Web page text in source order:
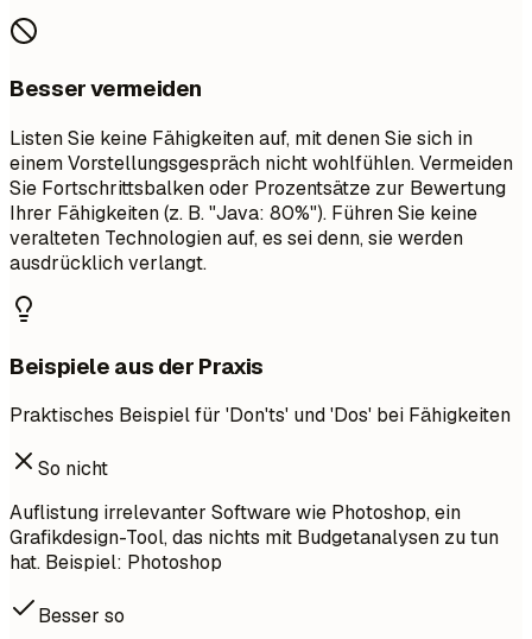
Besser vermeiden
Listen Sie keine Fähigkeiten auf, mit denen Sie sich in
einem Vorstellungsgespräch nicht wohlfühlen. Vermeiden
Sie Fortschrittsbalken oder Prozentsätze zur Bewertung
Ihrer Fähigkeiten (z. B. "Java: 80%"). Führen Sie keine
veralteten Technologien auf, es sei denn, sie werden
ausdrücklich verlangt.
Beispiele aus der Praxis
Praktisches Beispiel für 'Don'ts' und 'Dos' bei Fähigkeiten
So nicht
Auflistung irrelevanter Software wie Photoshop, ein
Grafikdesign-Tool, das nichts mit Budgetanalysen zu tun
hat. Beispiel: Photoshop
Besser so